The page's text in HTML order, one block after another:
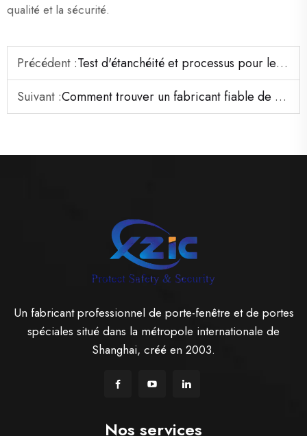
qualité et la sécurité.
Précédent :Test d'étanchéité et processus pour les portes coupe-feu UL
Suivant :Comment trouver un fabricant fiable de portes métalliques creuses avec machine laser automatique en Chine.
Un fabricant professionnel de porte-fenêtre et de portes
spéciales situé dans la métropole internationale de
Shanghai, créé en 2003.
Nos services